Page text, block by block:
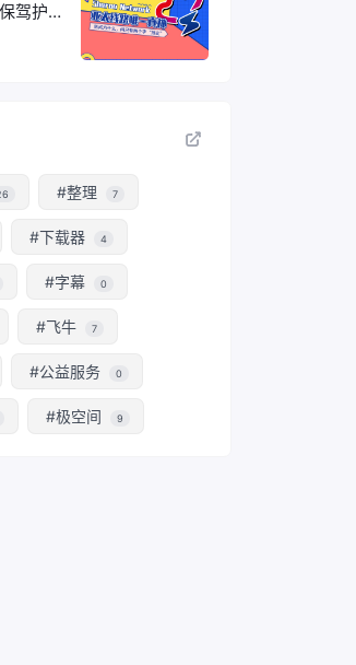
驾护
#整理 7
#下载器 4
#字幕 0
#飞牛 7
#公益服务 0
#极空间 9